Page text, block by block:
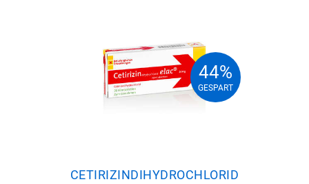
44%
GESPART
44%
GESPART
CETIRIZINDIHYDROCHLORID